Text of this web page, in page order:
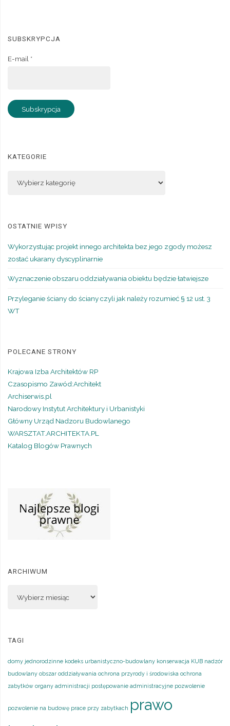
SUBSKRYPCJA
E-mail *
KATEGORIE
OSTATNIE WPISY
Wykorzystując projekt innego architekta bez jego zgody możesz
zostać ukarany dyscyplinarnie
Wyznaczenie obszaru oddziaływania obiektu będzie łatwiejsze
Przyleganie ściany do ściany czyli jak należy rozumieć § 12 ust. 3
WT
POLECANE STRONY
Krajowa Izba Architektów RP
Czasopismo Zawód:Architekt
Archiserwis.pl
Narodowy Instytut Architektury i Urbanistyki
Główny Urząd Nadzoru Budowlanego
WARSZTAT.ARCHITEKTA.PL
Katalog Blogów Prawnych
ARCHIWUM
TAGI
domy jednorodzinne kodeks urbanistyczno-budowlany konserwacja KUB nadzór
budowlany obszar oddziaływania ochrona przyrody i środowiska ochrona
zabytków organy administracji postępowanie administracyjne pozwolenie
pozwolenie na budowę prace przy zabytkach prawo